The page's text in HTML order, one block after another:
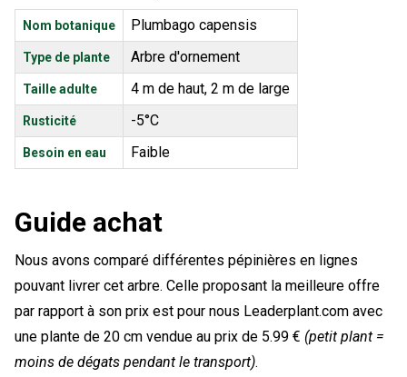
Nom botanique Plumbago capensis
Type de plante Arbre d'ornement
Taille adulte 4 m de haut, 2 m de large
Rusticité -5°C
Besoin en eau Faible
Guide achat
Nous avons comparé différentes pépinières en lignes
pouvant livrer cet arbre. Celle proposant la meilleure offre
par rapport à son prix est pour nous Leaderplant.com avec
une plante de 20 cm vendue au prix de 5.99 € (petit plant =
moins de dégats pendant le transport).